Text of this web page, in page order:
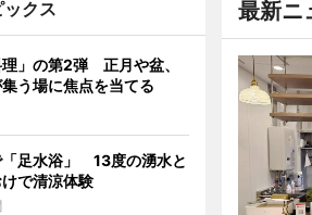
最新ニ
クス
理」の第2弾 正月や盆、
う場に焦点を当てる
「足水浴」 13度の湧水と
で清涼体験